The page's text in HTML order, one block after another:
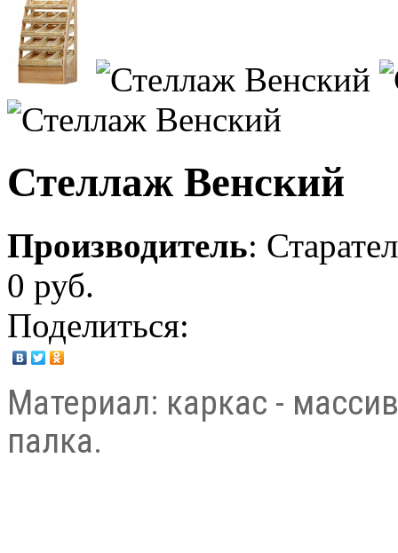
Стеллаж Венский
Производитель:
0 руб.
Поделиться:
Материал: каркас -
палка.